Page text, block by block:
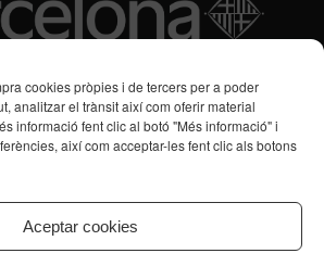
cookies pròpies i de tercers per a poder
analitzar el trànsit així com oferir material
informació fent clic al botó "Més informació" i
així com acceptar-les fent clic als botons
Aceptar cookies
2016
Suport Respir Familiar